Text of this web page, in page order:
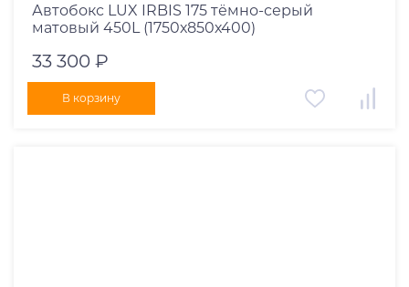
Автобокс LUX IRBIS 175 тёмно-серый
матовый 450L (1750х850х400)
33 300 ₽
В корзину